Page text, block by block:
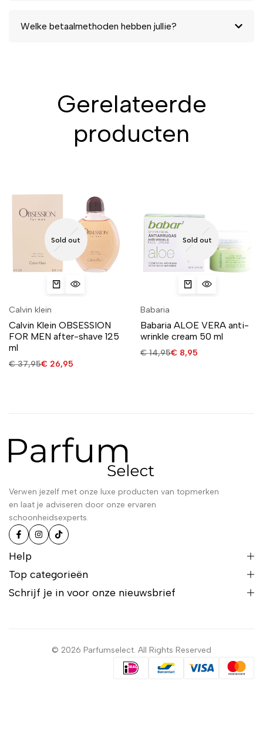
Welke betaalmethoden hebben jullie?
Gerelateerde
producten
Sold out
Calvin klein
Calvin Klein OBSESSION
FOR MEN after-shave 125
ml
€37,95€ 26,95
Sold out
Babaria
Babaria ALOE VERA anti-
wrinkle cream 50 ml
€14,95€ 8,95
Verwen jezelf met onze luxe producten van topmerken
en laat je adviseren door onze ervaren
schoonheidsexperts.
Help
Top categorieën
Schrijf je in voor onze nieuwsbrief
© 2026 Parfumselect. All Rights Reserved